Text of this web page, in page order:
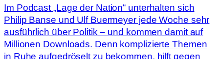
Im Podcast „Lage der Nation“ unterhalten sich
Philip Banse und Ulf Buermeyer jede Woche sehr
ausführlich über Politik – und kommen damit auf
Millionen Downloads. Denn komplizierte Themen
in Ruhe aufgedröselt zu bekommen, hilft gegen